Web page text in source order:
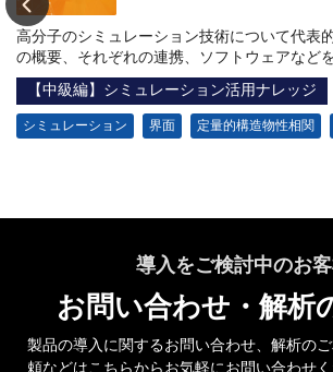
高分子のシミュレーション技術について代表
の概要、それぞれの連携、ソフトウェアなど
【中級編】シミュレーション活用ナレッジ
シミュレーション 界面 定量的構造物性相関
導入をご検討中のお
お問い合わせ・解析
製品の導入に関するお問い合わせ、解析の
頼などはこちらからお気軽にお問い合わせく